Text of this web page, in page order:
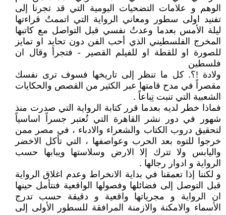
الوهم و علامات التضحيات اليومية التي قد تجرنا إلى
تفنيد اولى سطور ومعاني الرواية التي اتممتُ قراءتها
ليلة الأمس بعدما وعدتُ نفسي قبل التواصل مع كاتبها
المخرج الفلسطيني الذي أحب الفن دون تحايد او تمايز
للصورة او للقطة او للفيلم القصير - فتجرأ وقال ان
فلسطين
ولادة !؟. كل ما تنظر إلى تاريخها فسوف ترى نفسك
مقصراً في مدح قامتها عبر الكثير من القصص والحكايات
الشعبية التي تنبت تِباعاً .
فماذا خطر لديه بعدما قرر كتابة الرواية التي صدرت منذ
شهور في دور نشر القاهرة التي تُعتبر جسراً اساسياً
لتحقيق دروب الكتاب والشعراء والادباء ، في مصر ممن
خرجوا للتوه بعد الحرب وعواصفها ، التي تأكل الاخضر
واليابس ولا تترك إلا الارض وسلاستها ويبابها حسب
الرواية و ادوار رجالها .
و لكننا إذا تعمقنا في بداية الانخراط وعدم اغلاق الرواية
قبل التوصل إلى فضائلها وفصولها الواقعية فنتأمل حينها
ان الرواية و مجرياتها واقعية و دقيقة حسب تدرج
الأسماء والامكنة والازمنة المرافقة للسطور الأولى إلى